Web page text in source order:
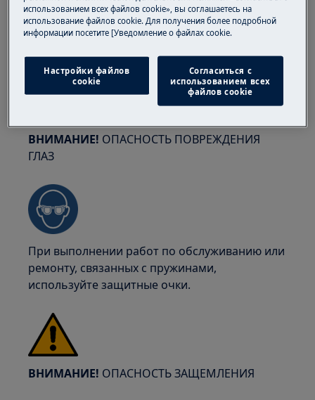
перчатки и обувь. Носите защитные
перчатки, чтобы избежать порезов от острых
ВНИМАНИЕ! ОПАСНОСТЬ ПОВРЕЖДЕНИЯ
ГЛАЗ
При выполнении работ по обслуживанию или
ремонту, связанных с пружинами,
используйте защитные очки.
ВНИМАНИЕ! ОПАСНОСТЬ ЗАЩЕМЛЕНИЯ
использованием всех файлов cookie», вы соглашаетесь на
использование файлов cookie. Для получения более подробной
информации посетите [Уведомление о файлах cookie.
Настройки файлов
cookie
Согласиться с
использованием всех
файлов cookie